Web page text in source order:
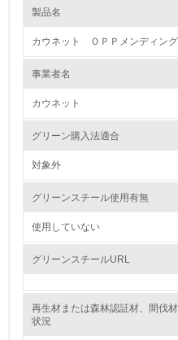
レ
製品名
カウネット ＯＰＰメンディン
事業者名
カウネット
グリーン購入法適合
対象外
グリーンスチール使用有無
使用していない
グリーンスチールURL
再生材または森林認証材、間伐
状況